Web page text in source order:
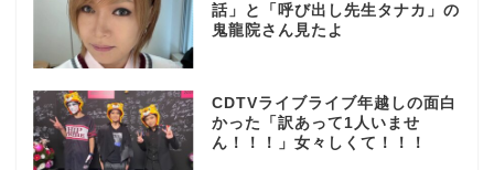
話」と「呼び出し先生タナカ」の
鬼龍院さん見たよ
CDTVライブライブ年越しの面白
かった「訳あって1人いませ
ん！！！」女々しくて！！！